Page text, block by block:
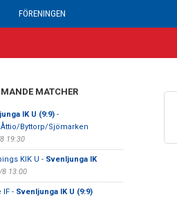
FÖRENINGEN
MATCHER
IK U (9:9)-
Åttio/Byttorp/Sjömarken
19:30
KIK U - Svenljunga IK
13:00
IF - Svenljunga IK U (9:9)